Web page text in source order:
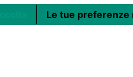
Le tue preferenze